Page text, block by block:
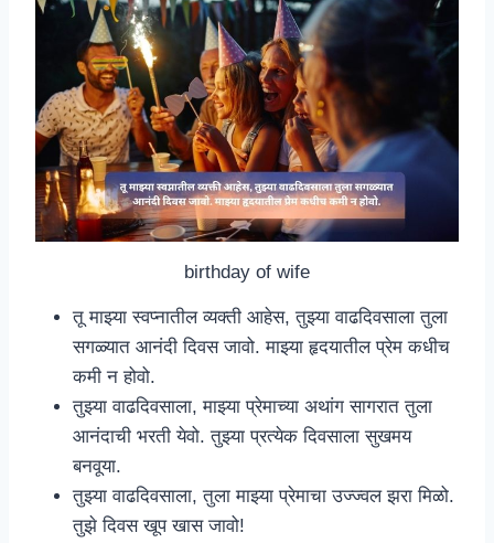
birthday of wife
तू माझ्या स्वप्नातील व्यक्ती आहेस, तुझ्या वाढदिवसाला तुला
सगळ्यात आनंदी दिवस जावो. माझ्या हृदयातील प्रेम कधीच
कमी न होवो.
तुझ्या वाढदिवसाला, माझ्या प्रेमाच्या अथांग सागरात तुला
आनंदाची भरती येवो. तुझ्या प्रत्येक दिवसाला सुखमय
बनवूया.
तुझ्या वाढदिवसाला, तुला माझ्या प्रेमाचा उज्ज्वल झरा मिळो.
तुझे दिवस खूप खास जावो!